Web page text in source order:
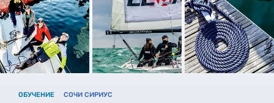
ОБУЧЕНИЕ СОЧИ СИРИУС